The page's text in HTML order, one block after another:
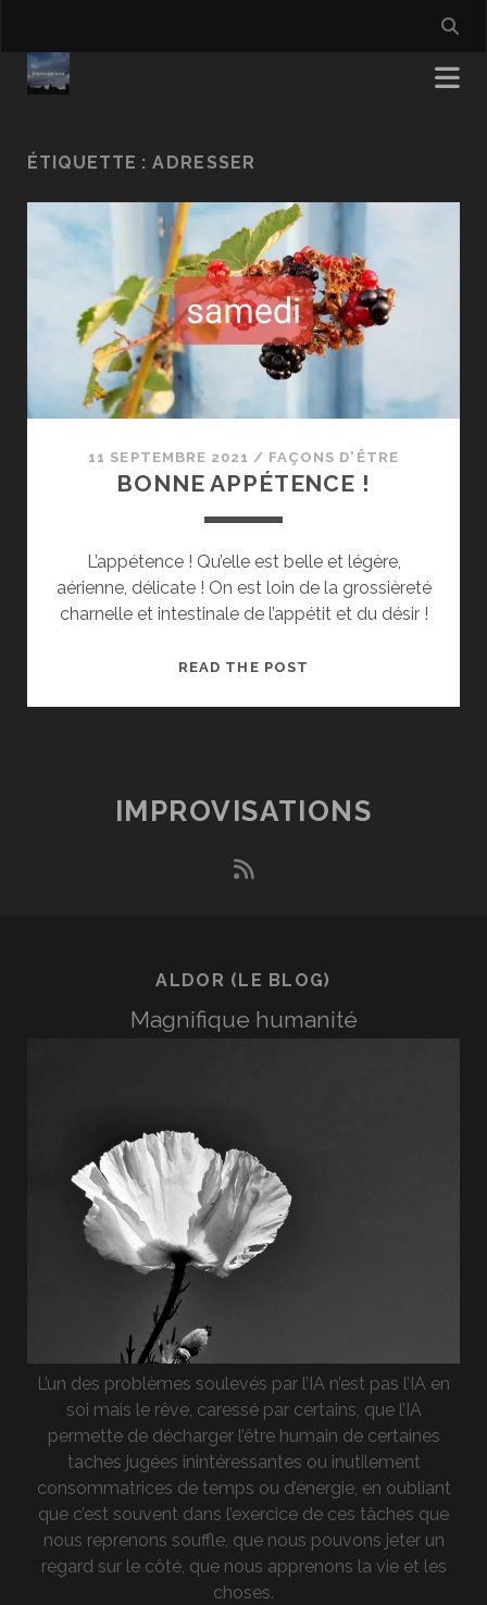
ÉTIQUETTE :ADRESSER
11 SEPTEMBRE 2021 / FAÇONS D'ÊTRE
BONNE APPÉTENCE !
L’appétence ! Qu’elle est belle et légère,
aérienne, délicate ! On est loin de la grossièreté
charnelle et intestinale de l’appétit et du désir !
READ THE POST
IMPROVISATIONS
rss
ALDOR (LE BLOG)
Magnifique humanité
L’un des problèmes soulevés par l’IA n’est pas l’IA en
soi mais le rêve, caressé par certains, que l’IA
permette de décharger l’être humain de certaines
taches jugées inintéressantes ou inutilement
consommatrices de temps ou d’énergie, en oubliant
que c’est souvent dans l’exercice de ces tâches que
nous reprenons souffle, que nous pouvons jeter un
regard sur le côté, que nous apprenons la vie et les
choses.